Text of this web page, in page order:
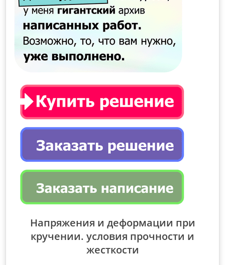
Напряжения и деформации при
кручении. условия прочности и
жесткости